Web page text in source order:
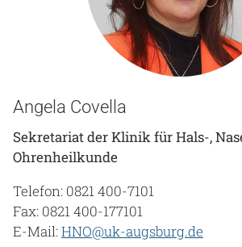
Angela Covella
Sekretariat der Klinik für Hals-,
Ohrenheilkunde
Telefon: 0821 400-7101
Fax: 0821 400-177101
E-Mail:HNO@uk-augsburg.de